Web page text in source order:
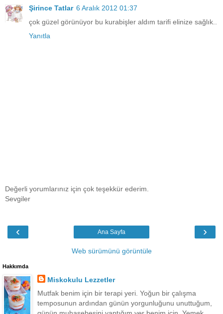
Şirince Tatlar 6 Aralık 2012 01:37
çok güzel görünüyor bu kurabişler aldım tarifi elinize sağlık..
Yanıtla
Değerli yorumlarınız için çok teşekkür ederim.
Sevgiler
‹ ›
Ana Sayfa
Web sürümünü görüntüle
Hakkımda
Miskokulu Lezzetler
Mutfak benim için bir terapi yeri. Yoğun bir çalışma
temposunun ardından günün yorgunluğunu unuttuğum,